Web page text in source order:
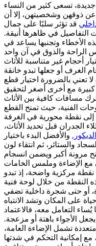
جديدة، تسعى كثير من النساء
ذوقهن وشخصيتهن، إلا أن
قد تؤثر سلبًا على جمال
التفاصيل في ظاهرها أنيقة.
الأخطاء وتجنبها يساعد في
أحجام غير متناسبة للأثاث
الغرف أو جعلها تبدو خانقة
تعني بالضرورة اختيار قطع
مع أخرى أصغر لتحقيق
مسافات كافية بين الأثاث
الفنية، حيث تمنح القطع
الجدران قبل تحديد الأثاث،
والأفضل البدء باختيار
والستائر، ثم انتقاء لون
مرونة أكبر ويضمن انسجام
نقطة مركزية واضحة، إذ تبدو
النقطة من خلال لوحة فنية
أو حتى شجرة داخلية تضفي
التعامل معه، فالاعتماد
الأجواء باهتة أو مزعجة.
تشمل الإضاءة العامة،
مع إمكانية التحكم في شدتها